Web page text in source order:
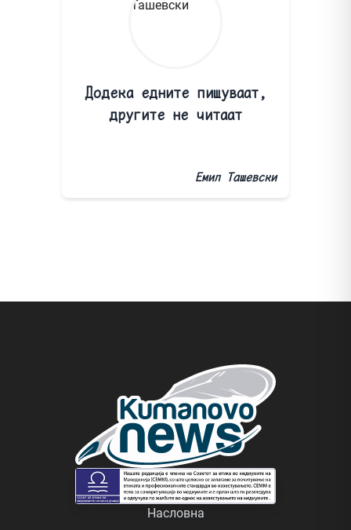
Додека едните пишуваат,
другите не читаат
Емил Ташевски
Насловна